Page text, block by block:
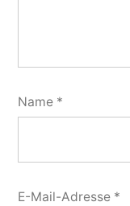
Name *
E-Mail-Adresse *